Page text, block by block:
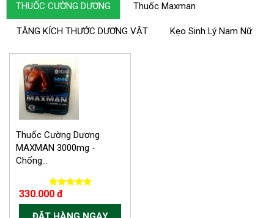
THUỐC CƯỜNG DƯƠNG Thuốc Maxman
TĂNG KÍCH THƯỚC DƯƠNG VẬT Kẹo Sinh Lý Nam Nữ
Thuốc Cường Dương
MAXMAN 3000mg -
Chống...
330.000 đ